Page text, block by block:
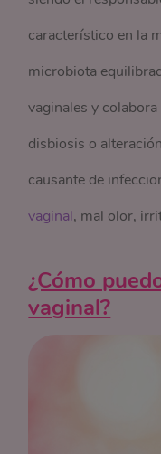
característico en la
microbiota
vaginales y
disbiosis o
causante de
vaginal, mal olor,
¿Cómo
vaginal?